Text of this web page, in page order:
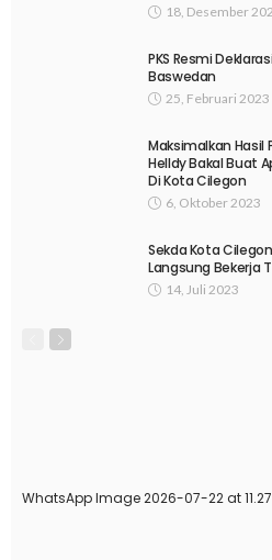
18, Desember
PKS Resmi
Baswedan
25, Februari 2023
Maksimalkan Hasil
Helldy Bakal Buat
Di Kota Cilegon
6, Oktober 2023
Sekda Kota Cilegon
Langsung Bekerja
14, Juli 2023
WhatsApp Image 2026-07-22 at